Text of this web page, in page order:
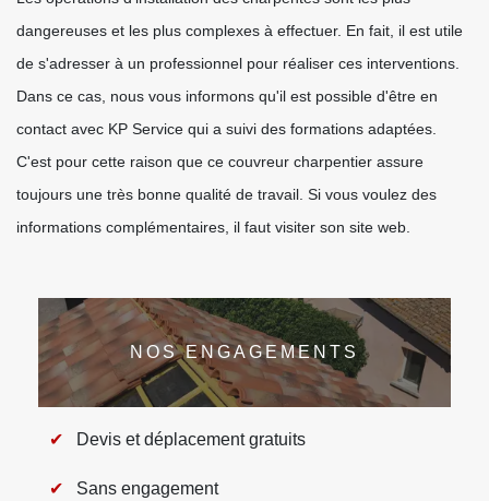
dangereuses et les plus complexes à effectuer. En fait, il est utile
de s'adresser à un professionnel pour réaliser ces interventions.
Dans ce cas, nous vous informons qu'il est possible d'être en
contact avec KP Service qui a suivi des formations adaptées.
C'est pour cette raison que ce couvreur charpentier assure
toujours une très bonne qualité de travail. Si vous voulez des
informations complémentaires, il faut visiter son site web.
NOS ENGAGEMENTS
Devis et déplacement gratuits
Sans engagement